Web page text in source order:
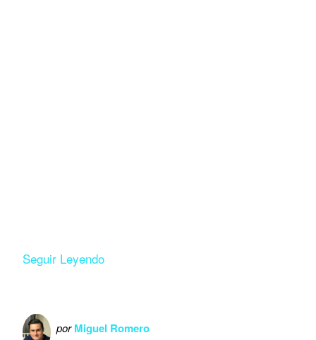
Seguir Leyendo
porMiguel Romero